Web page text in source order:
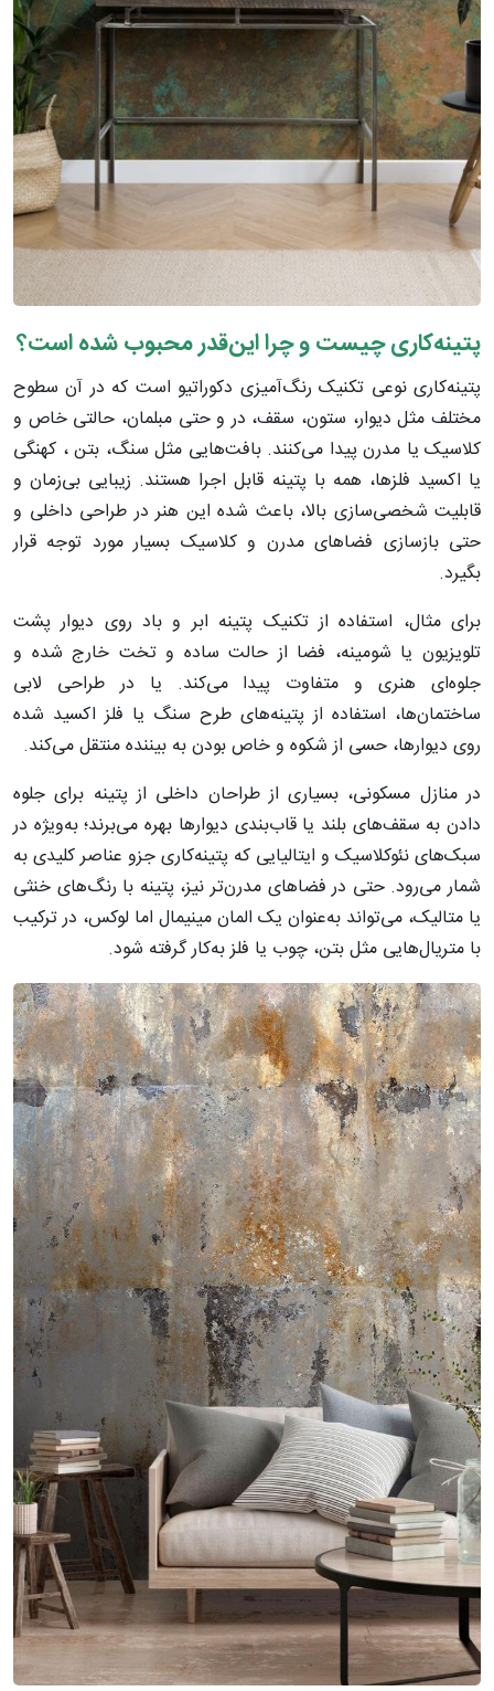
پتینه‌کاری چیست و چرا این‌قدر محبوب شده است؟
پتینه‌کاری نوعی تکنیک رنگ‌آمیزی دکوراتیو است که در آن سطوح
مختلف مثل دیوار، ستون، سقف، در و حتی مبلمان، حالتی خاص و
کلاسیک یا مدرن پیدا می‌کنند. بافت‌هایی مثل سنگ، بتن ، کهنگی
یا اکسید فلزها، همه با پتینه قابل اجرا هستند. زیبایی بی‌زمان و
قابلیت شخصی‌سازی بالا، باعث شده این هنر در طراحی داخلی و
حتی بازسازی فضاهای مدرن و کلاسیک بسیار مورد توجه قرار
بگیرد.
برای مثال، استفاده از تکنیک پتینه ابر و باد روی دیوار پشت
تلویزیون یا شومینه، فضا از حالت ساده و تخت خارج شده و
جلوه‌ای هنری و متفاوت پیدا می‌کند. یا در طراحی لابی
ساختمان‌ها، استفاده از پتینه‌های طرح سنگ یا فلز اکسید شده
روی دیوارها، حسی از شکوه و خاص بودن به بیننده منتقل می‌کند.
در منازل مسکونی، بسیاری از طراحان داخلی از پتینه برای جلوه
دادن به سقف‌های بلند یا قاب‌بندی دیوارها بهره می‌برند؛ به‌ویژه در
سبک‌های نئوکلاسیک و ایتالیایی که پتینه‌کاری جزو عناصر کلیدی به
شمار می‌رود. حتی در فضاهای مدرن‌تر نیز، پتینه با رنگ‌های خنثی
یا متالیک، می‌تواند به‌عنوان یک المان مینیمال اما لوکس، در ترکیب
با متریال‌هایی مثل بتن، چوب یا فلز به‌کار گرفته شود.